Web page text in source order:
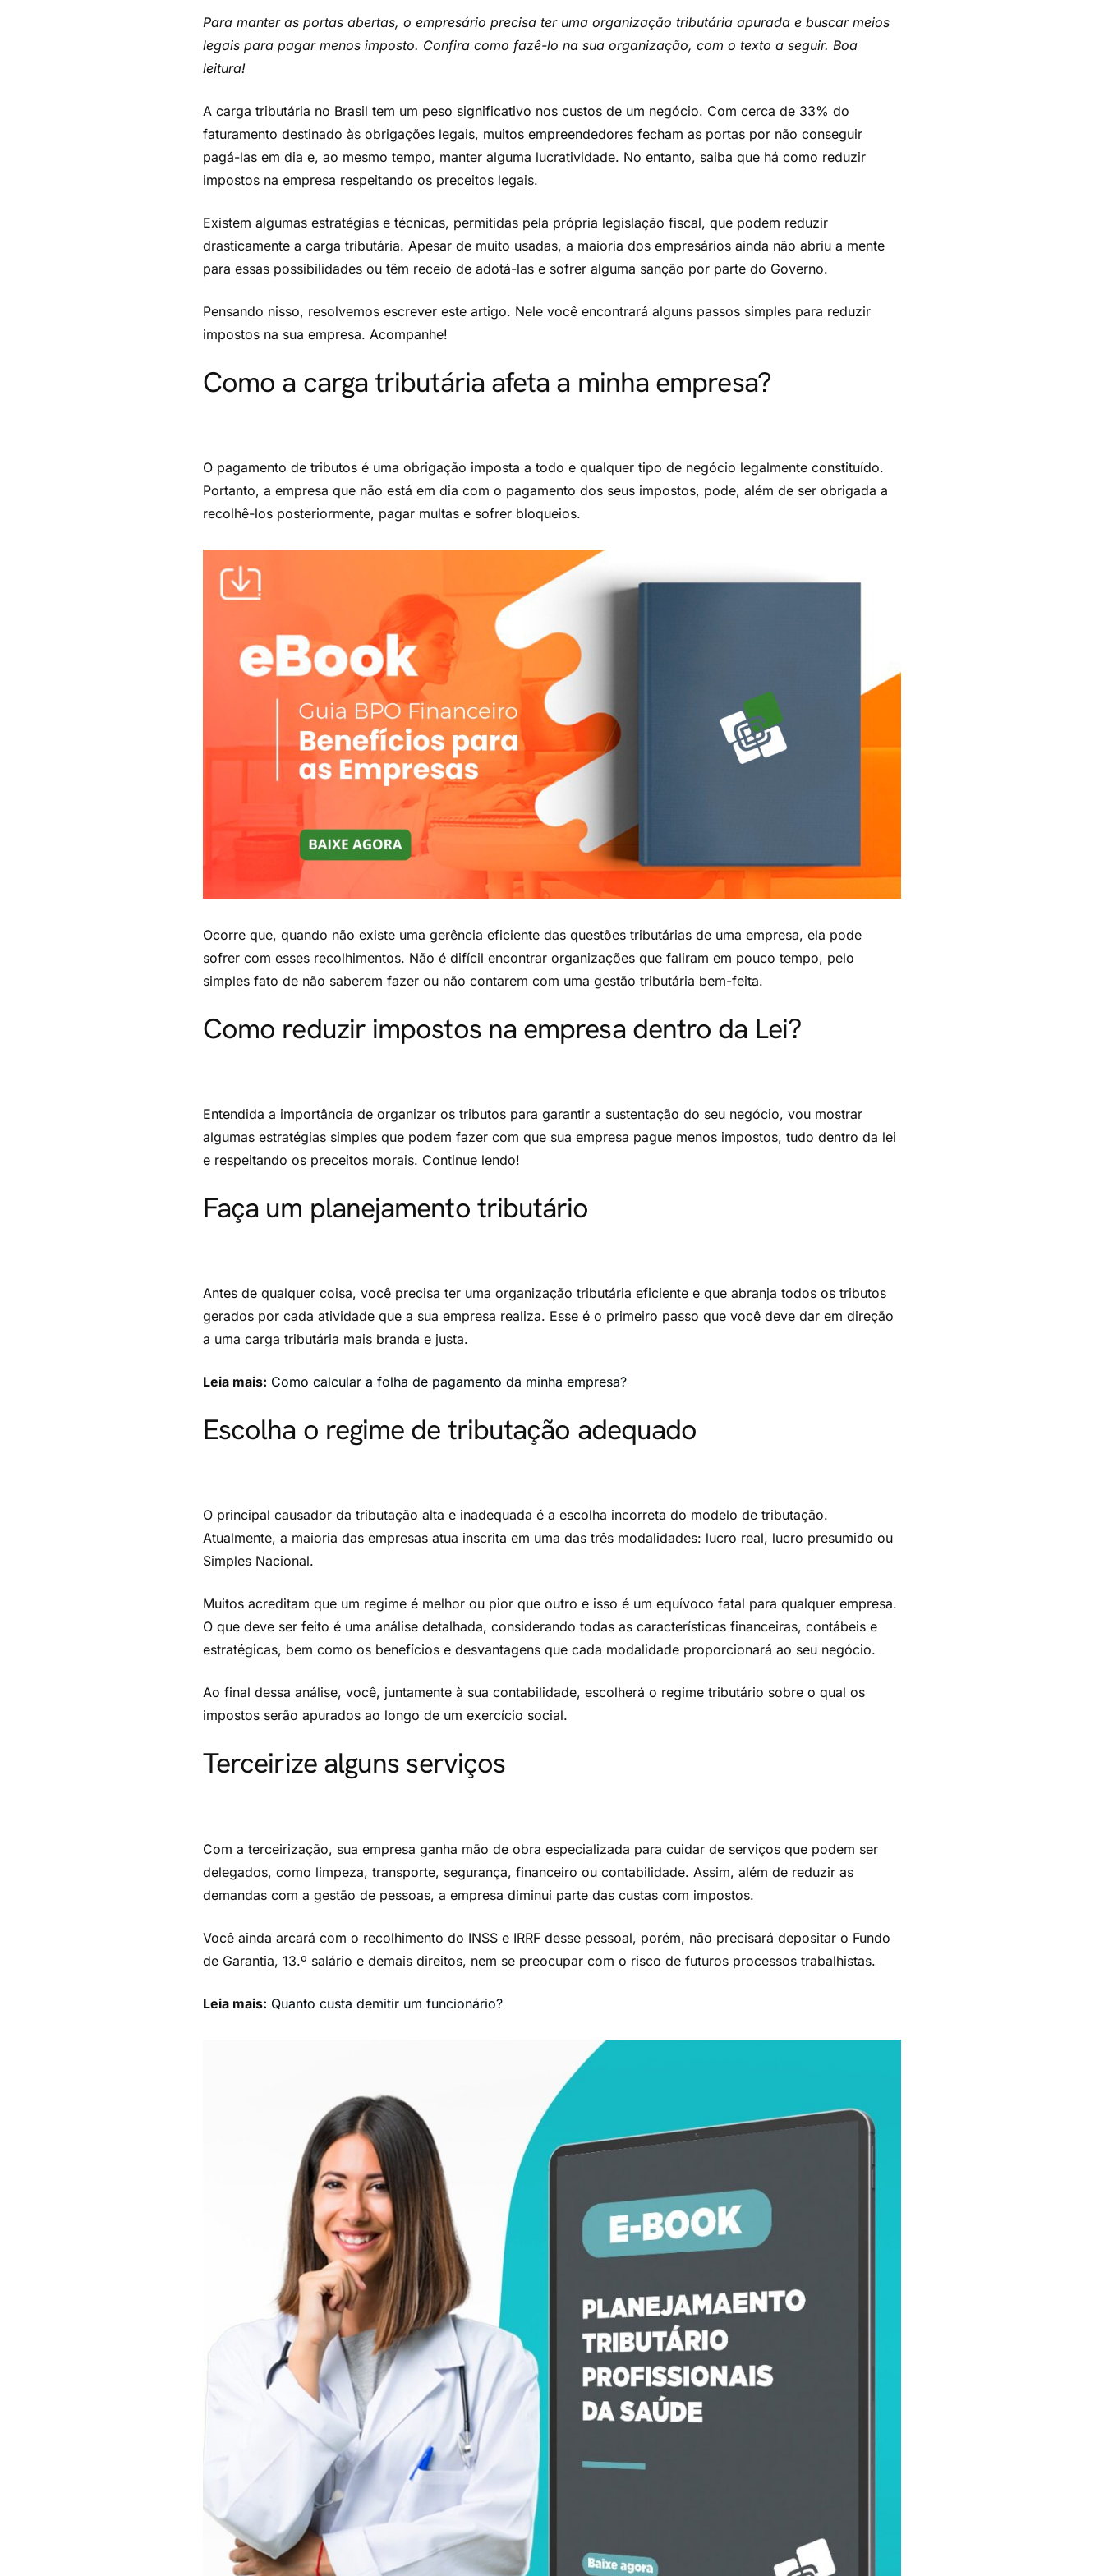
Para manter as portas abertas, o empresário precisa ter uma organização tributária apurada e buscar meios
legais para pagar menos imposto. Confira como fazê-lo na sua organização, com o texto a seguir. Boa
leitura!
A carga tributária no Brasil tem um peso significativo nos custos de um negócio. Com cerca de 33% do
faturamento destinado às obrigações legais, muitos empreendedores fecham as portas por não conseguir
pagá-las em dia e, ao mesmo tempo, manter alguma lucratividade. No entanto, saiba que há como reduzir
impostos na empresa respeitando os preceitos legais.
Existem algumas estratégias e técnicas, permitidas pela própria legislação fiscal, que podem reduzir
drasticamente a carga tributária. Apesar de muito usadas, a maioria dos empresários ainda não abriu a mente
para essas possibilidades ou têm receio de adotá-las e sofrer alguma sanção por parte do Governo.
Pensando nisso, resolvemos escrever este artigo. Nele você encontrará alguns passos simples para reduzir
impostos na sua empresa. Acompanhe!
Como a carga tributária afeta a minha empresa?
O pagamento de tributos é uma obrigação imposta a todo e qualquer tipo de negócio legalmente constituído.
Portanto, a empresa que não está em dia com o pagamento dos seus impostos, pode, além de ser obrigada a
recolhê-los posteriormente, pagar multas e sofrer bloqueios.
Ocorre que, quando não existe uma gerência eficiente das questões tributárias de uma empresa, ela pode
sofrer com esses recolhimentos. Não é difícil encontrar organizações que faliram em pouco tempo, pelo
simples fato de não saberem fazer ou não contarem com uma gestão tributária bem-feita.
Como reduzir impostos na empresa dentro da Lei?
Entendida a importância de organizar os tributos para garantir a sustentação do seu negócio, vou mostrar
algumas estratégias simples que podem fazer com que sua empresa pague menos impostos, tudo dentro da lei
e respeitando os preceitos morais. Continue lendo!
Faça um planejamento tributário
Antes de qualquer coisa, você precisa ter uma organização tributária eficiente e que abranja todos os tributos
gerados por cada atividade que a sua empresa realiza. Esse é o primeiro passo que você deve dar em direção
a uma carga tributária mais branda e justa.
Leia mais: Como calcular a folha de pagamento da minha empresa?
Escolha o regime de tributação adequado
O principal causador da tributação alta e inadequada é a escolha incorreta do modelo de tributação.
Atualmente, a maioria das empresas atua inscrita em uma das três modalidades: lucro real, lucro presumido ou
Simples Nacional.
Muitos acreditam que um regime é melhor ou pior que outro e isso é um equívoco fatal para qualquer empresa.
O que deve ser feito é uma análise detalhada, considerando todas as características financeiras, contábeis e
estratégicas, bem como os benefícios e desvantagens que cada modalidade proporcionará ao seu negócio.
Ao final dessa análise, você, juntamente à sua contabilidade, escolherá o regime tributário sobre o qual os
impostos serão apurados ao longo de um exercício social.
Terceirize alguns serviços
Com a terceirização, sua empresa ganha mão de obra especializada para cuidar de serviços que podem ser
delegados, como limpeza, transporte, segurança, financeiro ou contabilidade. Assim, além de reduzir as
demandas com a gestão de pessoas, a empresa diminui parte das custas com impostos.
Você ainda arcará com o recolhimento do INSS e IRRF desse pessoal, porém, não precisará depositar o Fundo
de Garantia, 13.º salário e demais direitos, nem se preocupar com o risco de futuros processos trabalhistas.
Leia mais: Quanto custa demitir um funcionário?